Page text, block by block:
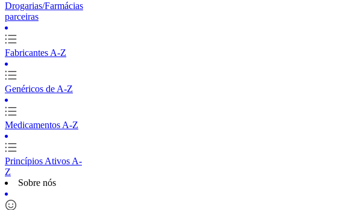
Drogarias/Farmácias
parceiras
Fabricantes A-Z
Genéricos de A-Z
Medicamentos A-Z
Princípios Ativos A-
Z
Sobre nós